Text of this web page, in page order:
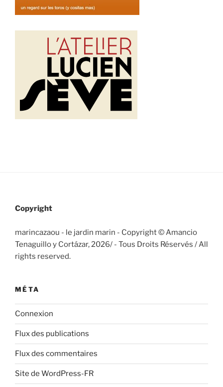
Copyright
marincazaou - le jardin marin - Copyright © Amancio
Tenaguillo y Cortázar, 2026/ - Tous Droits Réservés / All
rights reserved.
MÉTA
Connexion
Flux des publications
Flux des commentaires
Site de WordPress-FR